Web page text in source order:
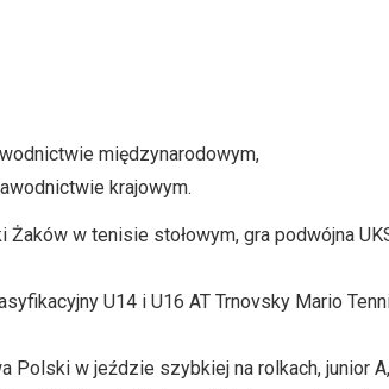
międzynarodowym,
krajowym.
w tenisie stołowym, gra podwójna
U14 i U16 AT Trnovsky Mario
w jeździe szybkiej na rolkach, junior